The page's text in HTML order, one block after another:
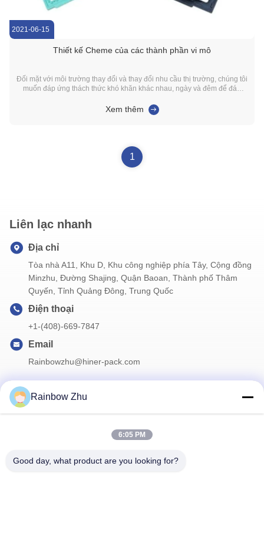
2021-06-15
Thiết kế Cheme của các thành phần vi mô
Đối mặt với môi trường thay đổi và thay đổi nhu cầu thị trường, chúng tôi
muốn đáp ứng thách thức khó khăn khác nhau, ngày và đêm để đáp
đẩy công ty năng lực sản xuất có thể cung cấp cho khách hàng với kế
hoạch đóng gói hiệu quả. Trong m...
Xem thêm
1
Liên lạc nhanh
Địa chỉ
Tòa nhà A11, Khu D, Khu công nghiệp phía Tây, Cộng đồng
Minzhu, Đường Shajing, Quận Baoan, Thành phố Thâm
Quyến, Tỉnh Quảng Đông, Trung Quốc
Điện thoại
+1-(408)-669-7847
Email
Rainbowzhu@hiner-pack.com
nữa.
Rainbow Zhu
6:05 PM
Good day, what product are you looking for?